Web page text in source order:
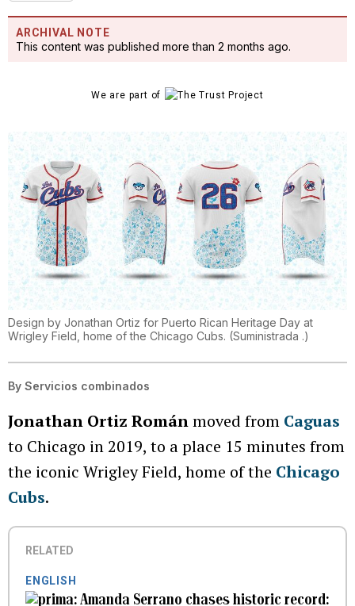
ARCHIVAL NOTE
This content was published more than 2 months ago.
We are part of
Design by Jonathan Ortiz for Puerto Rican Heritage Day at
Wrigley Field, home of the Chicago Cubs. (Suministrada .)
By Servicios combinados
Jonathan Ortiz Románmoved from Caguas
to Chicago in 2019, to a place 15 minutes from
the iconic Wrigley Field, home of the Chicago
Cubs.
RELATED
ENGLISH
Amanda Serrano chases historic record: